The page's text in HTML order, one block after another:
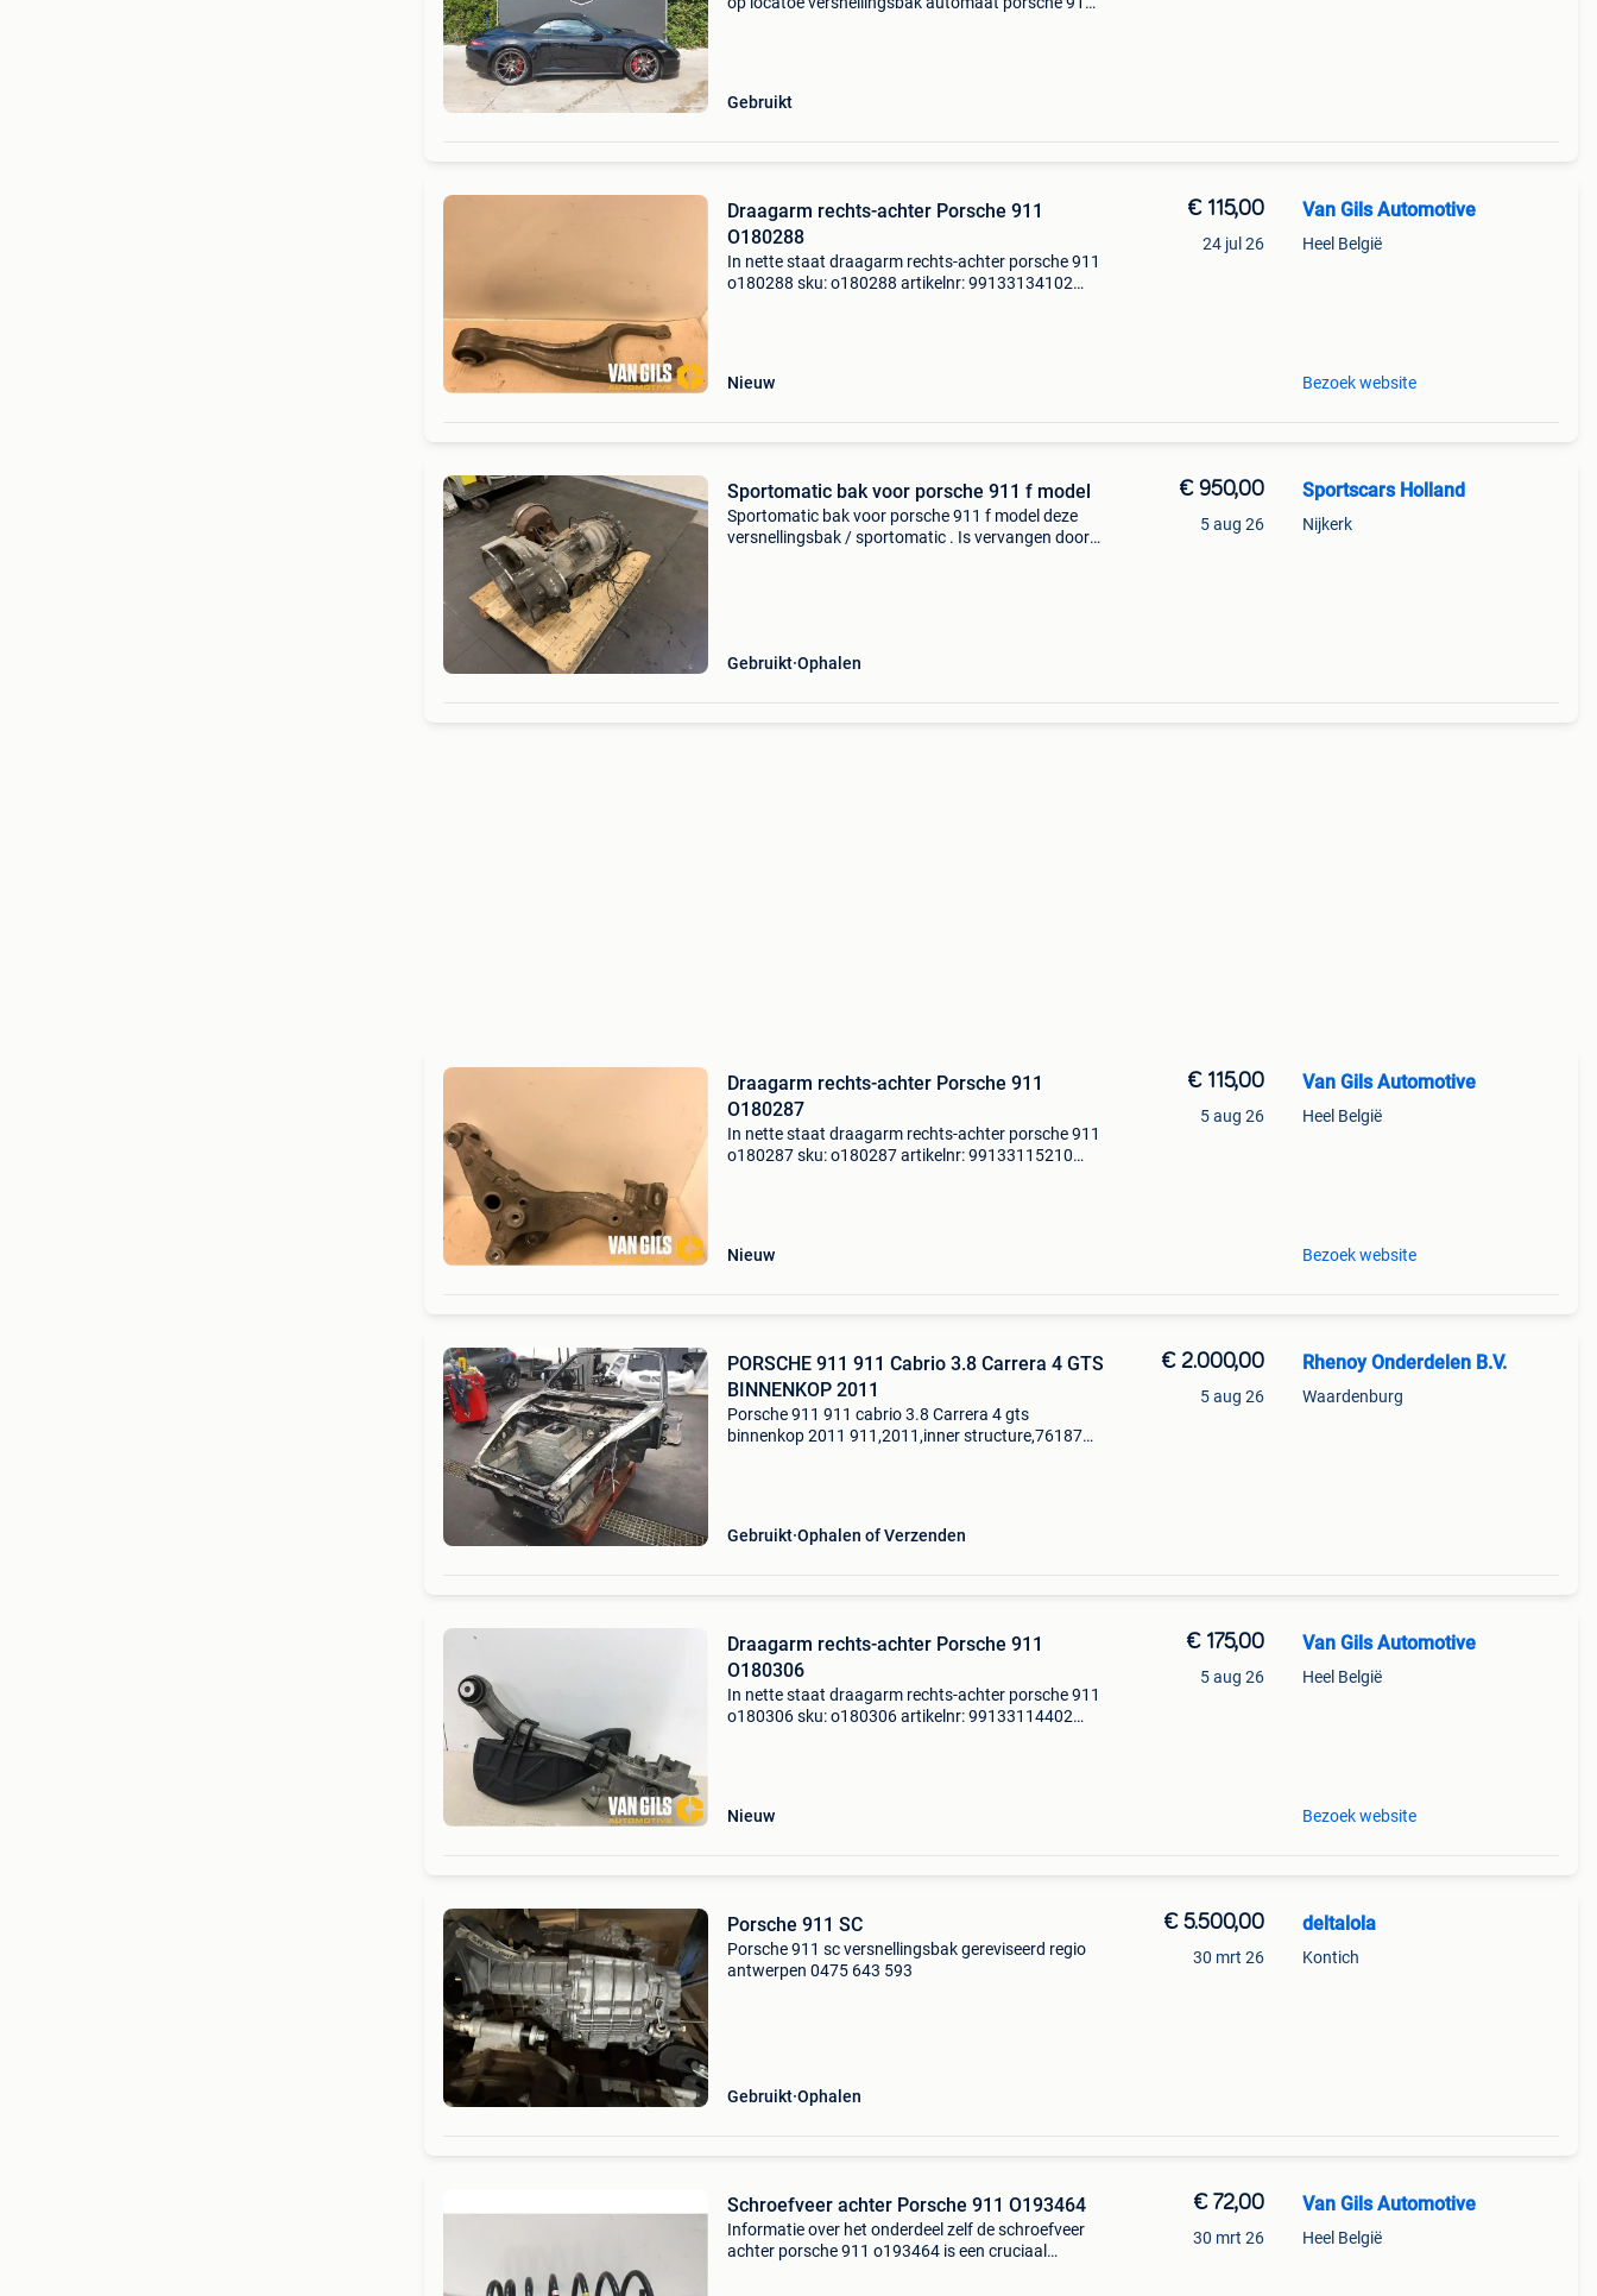
Gebruikt
Draagarm rechts-achter Porsche 911
O180288
In nette staat draagarm rechts-achter porsche 911
o180288 sku: o180288 artikelnr: 99133134102
Nieuw
€ 115,00
24 jul 26
Van Gils Automotive
Heel België
Bezoek website
Sportomatic bak voor porsche 911 f model
Sportomatic bak voor porsche 911 f model deze
versnellingsbak / sportomatic . Is vervangen door
Gebruikt Ophalen
€ 950,00
5 aug 26
Sportscars Holland
Nijkerk
Draagarm rechts-achter Porsche 911
O180287
In nette staat draagarm rechts-achter porsche 911
o180287 sku: o180287 artikelnr: 99133115210
Nieuw
€ 115,00
5 aug 26
Van Gils Automotive
Heel België
Bezoek website
PORSCHE 911 911 Cabrio 3.8 Carrera 4 GTS
BINNENKOP 2011
Porsche 911 911 cabrio 3.8 Carrera 4 gts
binnenkop 2011 911,2011,inner structure,76187
Gebruikt Ophalen of Verzenden
€ 2.000,00
5 aug 26
Rhenoy Onderdelen B.V.
Waardenburg
Draagarm rechts-achter Porsche 911
O180306
In nette staat draagarm rechts-achter porsche 911
o180306 sku: o180306 artikelnr: 99133114402
Nieuw
€ 175,00
5 aug 26
Van Gils Automotive
Heel België
Bezoek website
Porsche 911 SC
Porsche 911 sc versnellingsbak gereviseerd regio
antwerpen 0475 643 593
Gebruikt Ophalen
€ 5.500,00
30 mrt 26
deltalola
Kontich
Schroefveer achter Porsche 911 O193464
Informatie over het onderdeel zelf de schroefveer
achter porsche 911 o193464 is een cruciaal
€ 72,00
30 mrt 26
Van Gils Automotive
Heel België